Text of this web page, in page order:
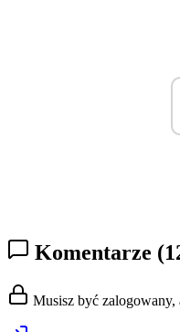
Komentarze
Musisz być zalogowany,